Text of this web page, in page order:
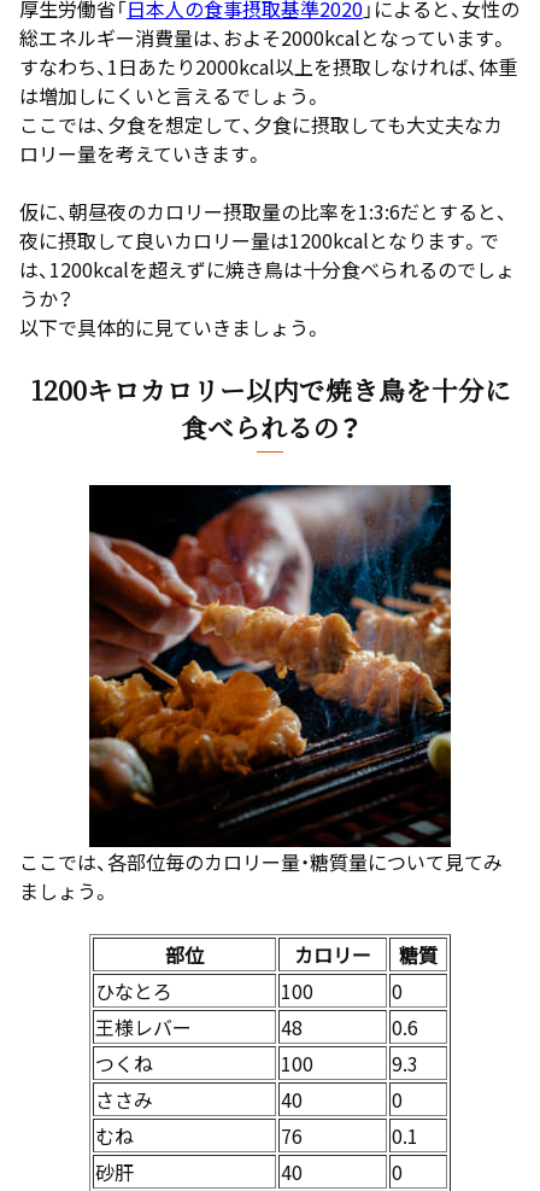
厚生労働省「日本人の食事摂取基準2020」によると、女性の
総エネルギー消費量は、およそ2000kcalとなっています。
すなわち、1日あたり2000kcal以上を摂取しなければ、体重
は増加しにくいと言えるでしょう。
ここでは、夕食を想定して、夕食に摂取しても大丈夫なカ
ロリー量を考えていきます。
仮に、朝昼夜のカロリー摂取量の比率を1:3:6だとすると、
夜に摂取して良いカロリー量は1200kcalとなります。で
は、1200kcalを超えずに焼き鳥は十分食べられるのでしょ
うか？
以下で具体的に見ていきましょう。
1200キロカロリー以内で焼き鳥を十分に
食べられるの？
ここでは、各部位毎のカロリー量・糖質量について見てみ
ましょう。
部位 カロリー
糖質
ひなとろ
100
0
王様レバー
48
0.6
つくね
100
9.3
ささみ
40
0
むね
76
0.1
砂肝
40
0